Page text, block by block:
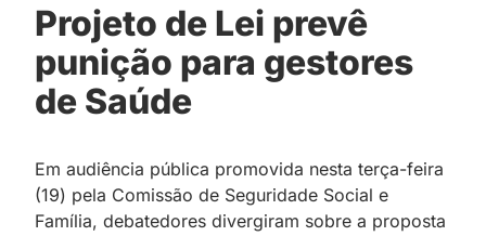
Projeto de Lei prevê
punição para gestores
de Saúde
Em audiência pública promovida nesta terça-feira
(19) pela Comissão de Seguridade Social e
Família, debatedores divergiram sobre a proposta